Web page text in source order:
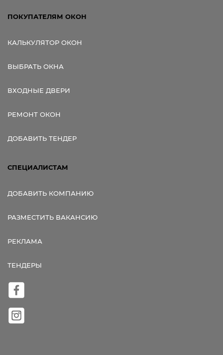
ПОКУПАТЕЛЯМ ОКОН
КАЛЬКУЛЯТОР ОКОН
ВЫБРАТЬ ОКНА
ВХОДНЫЕ ДВЕРИ
РЕМОНТ ОКОН
ДОБАВИТЬ ТЕНДЕР
СПЕЦИАЛИСТАМ
ДОБАВИТЬ КОМПАНИЮ
РАЗМЕСТИТЬ ВАКАНСИЮ
РЕКЛАМА
ТЕНДЕРЫ